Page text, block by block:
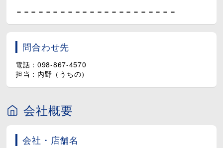
＝＝＝＝＝＝＝＝＝＝＝＝＝＝＝＝＝＝＝＝＝＝
問合わせ先
電話：098-867-4570
担当：内野（うちの）
会社概要
会社・店舗名